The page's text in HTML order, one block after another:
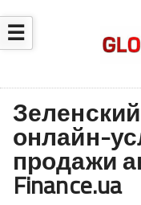
☰
онлайн-
продажи
Finance.ua